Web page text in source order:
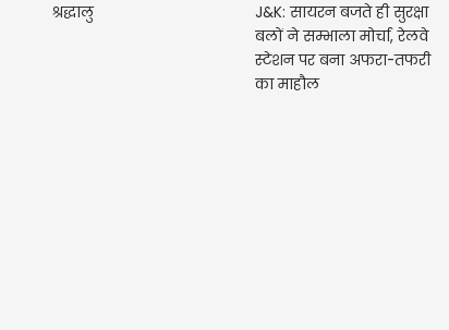
श्रद्धालु
J&K: सायरन बजते ही सुरक्षा
बलों ने सम्भाला मोर्चा, रेलवे
स्टेशन पर बना अफरा-तफरी
का माहौल